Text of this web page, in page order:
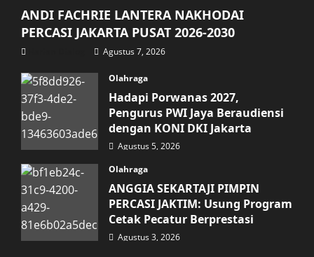
ANDI FACHRIE LANTERA NAKHODAI
PERCASI JAKARTA PUSAT 2026-2030
Agustus 7, 2026
Olahraga
Hadapi Porwanas 2027,
Pengurus PWI Jaya Beraudiensi
dengan KONI DKI Jakarta
Agustus 5, 2026
Olahraga
ANGGIA SEKARTAJI PIMPIN
PERCASI JAKTIM: Usung Program
Cetak Pecatur Berprestasi
Agustus 3, 2026